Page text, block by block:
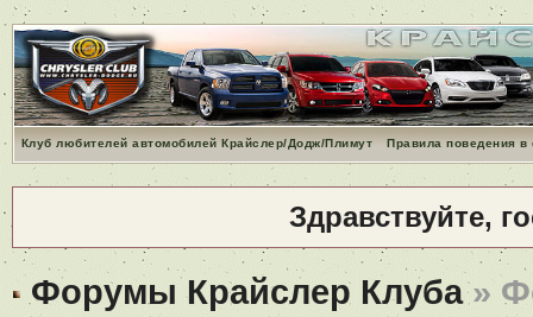
Клуб любителей автомобилей Крайслер/Додж/Плимут Правила поведения
Здравствуйте,
Форумы Крайслер Клуба»